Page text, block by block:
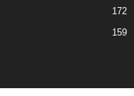
172
159